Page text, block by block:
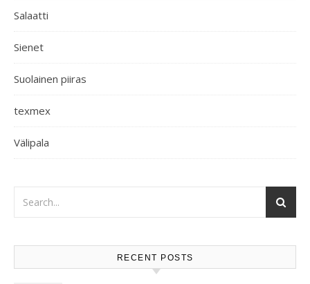
Salaatti
Sienet
Suolainen piiras
texmex
Välipala
RECENT POSTS